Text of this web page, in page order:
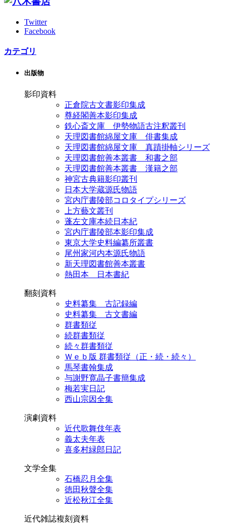
Twitter
Facebook
カテゴリ
出版物
影印資料
正倉院古文書影印集成
尊経閣善本影印集成
鉄心斎文庫 伊勢物語古注釈叢刊
天理図書館綿屋文庫 俳書集成
天理図書館綿屋文庫 真蹟掛軸シリーズ
天理図書館善本叢書 和書之部
天理図書館善本叢書 漢籍之部
神宮古典籍影印叢刊
日本大学蔵源氏物語
宮内庁書陵部コロタイプシリーズ
上方藝文叢刊
蓬左文庫本続日本紀
宮内庁書陵部本影印集成
東京大学史料編纂所叢書
尾州家河内本源氏物語
新天理図書館善本叢書
熱田本 日本書紀
翻刻資料
史料纂集 古記録編
史料纂集 古文書編
群書類従
続群書類従
続々群書類従
Ｗｅｂ版 群書類従（正・続・続々）
馬琴書翰集成
与謝野寛晶子書簡集成
梅若実日記
西山宗因全集
演劇資料
近代歌舞伎年表
義太夫年表
喜多村緑郎日記
文学全集
石橋忍月全集
徳田秋聲全集
近松秋江全集
近代雑誌複刻資料